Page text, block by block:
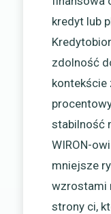
kredyt lub
zdolność
kontekście
stabilność
WIRON-
mniejsze
wzrostami
strony ci,